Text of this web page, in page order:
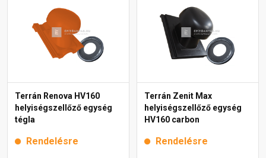
Terrán Renova HV160
helyiségszellőző egység
tégla
Rendelésre
Terrán Zenit Max
helyiségszellőző egység
HV160 carbon
Rendelésre